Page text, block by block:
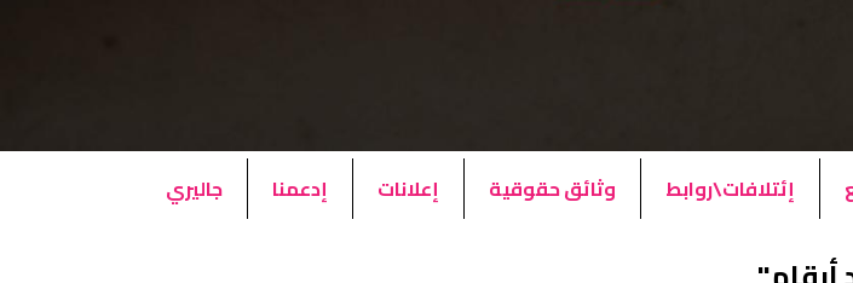
إئتلافات\روابط وثائق حقوقية إعلانات إدعمنا جاليري